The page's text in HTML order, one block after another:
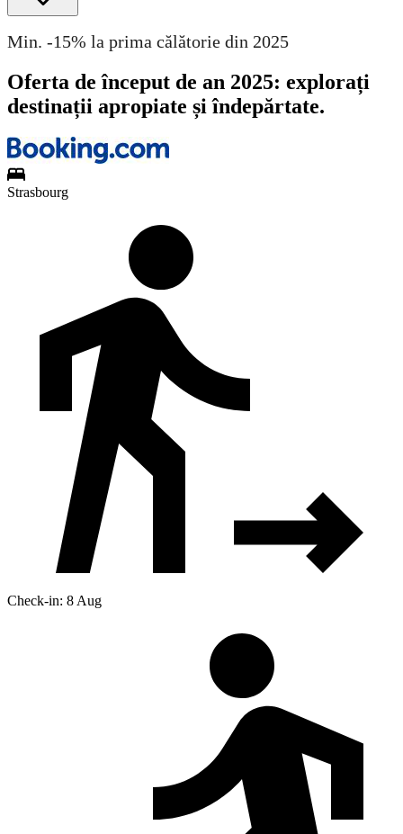
Min. -15% la prima călătorie din 2025
Oferta de început de an 2025: explorați
destinații apropiate și îndepărtate.
Strasbourg
Check-in: 8 Aug